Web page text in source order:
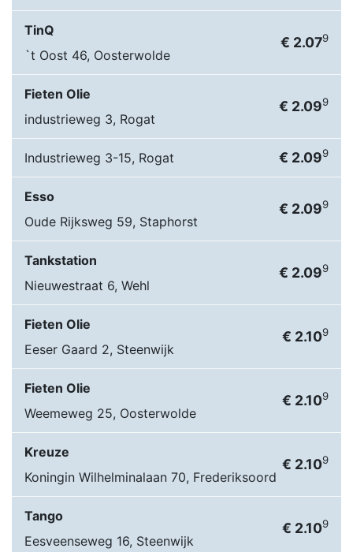
TinQ
`t Oost 46, Oosterwolde
€ 2.079
Fieten Olie
industrieweg 3, Rogat
€ 2.099
Industrieweg 3-15, Rogat € 2.099
Esso
Oude Rijksweg 59, Staphorst
€ 2.099
Tankstation
Nieuwestraat 6, Wehl
€ 2.099
Fieten Olie
Eeser Gaard 2, Steenwijk
€ 2.109
Fieten Olie
Weemeweg 25, Oosterwolde
€ 2.109
Kreuze
Koningin Wilhelminalaan 70, Frederiksoord
€ 2.109
Tango
Eesveenseweg 16, Steenwijk
€ 2.109